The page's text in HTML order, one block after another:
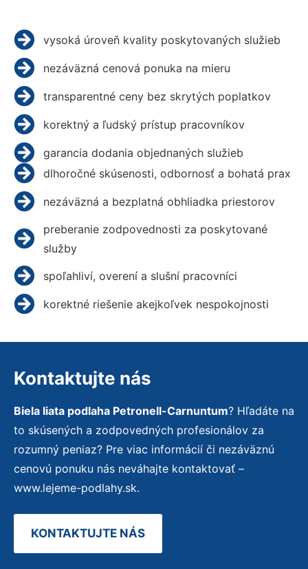
vysoká úroveň kvality poskytovaných služieb
nezáväzná cenová ponuka na mieru
transparentné ceny bez skrytých poplatkov
korektný a ľudský prístup pracovníkov
garancia dodania objednaných služieb
dlhoročné skúsenosti, odbornosť a bohatá prax
nezáväzná a bezplatná obhliadka priestorov
preberanie zodpovednosti za poskytované
služby
spoľahliví, overení a slušní pracovníci
korektné riešenie akejkoľvek nespokojnosti
Kontaktujte nás
Biela liata podlaha Petronell-Carnuntum? Hľadáte na
to skúsených a zodpovedných profesionálov za
rozumný peniaz? Pre viac informácií či nezáväznú
cenovú ponuku nás neváhajte kontaktovať –
www.lejeme-podlahy.sk.
KONTAKTUJTE NÁS